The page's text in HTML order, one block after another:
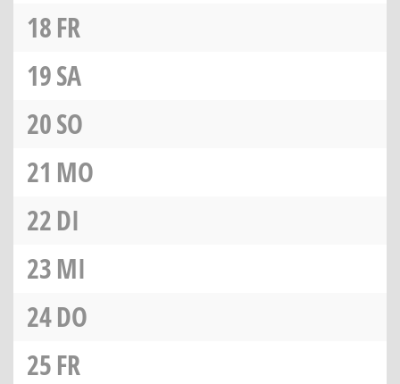
18FR
19SA
20SO
21 MO
22DI
23MI
24DO
25FR